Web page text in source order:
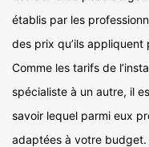
établis par les
des prix qu’ils appliquent
Comme les tarifs de
spécialiste à un autre, il
savoir lequel parmi eux
adaptées à votre